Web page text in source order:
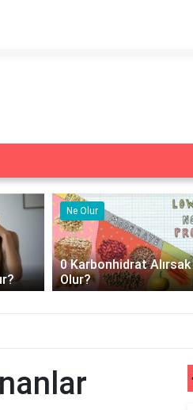
Ne
Ne İşe Yarar
500 cc izotonik
yarar?